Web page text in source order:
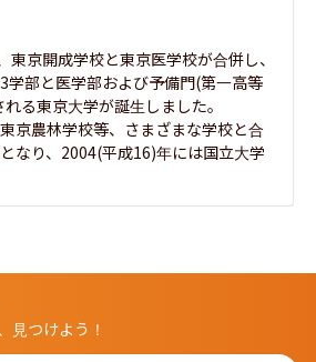
京開成学校と東京医学校が合併し、
学部と医学部および予備門(第一高等
る東京大学が誕生しました。
京農林学校等、さまざまな学校と合
なり、2004(平成16)年には国立大学
見つけよう！